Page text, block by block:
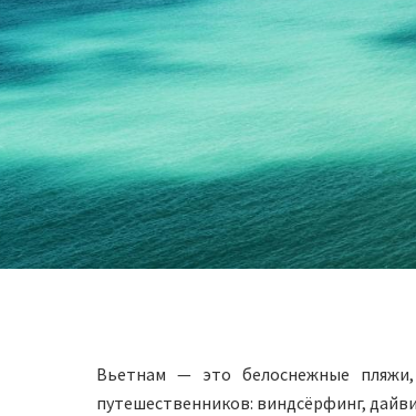
Вьетнам — это белоснежные
путешественников: виндсёрфинг,